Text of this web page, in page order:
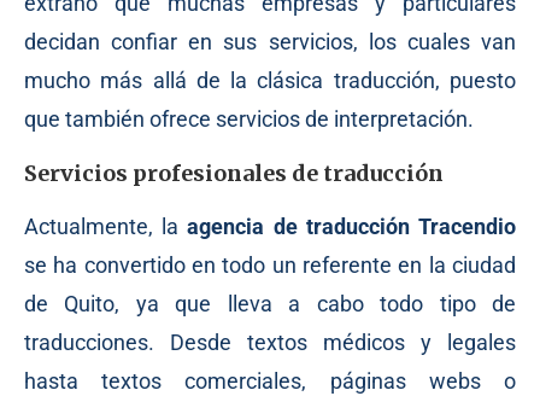
decidan confiar en sus servicios, los cuales van
mucho más allá de la clásica traducción, puesto
que también ofrece servicios de interpretación.
Servicios profesionales de traducción
Actualmente, laagencia de traducción Tracendio
se ha convertido en todo un referente en la ciudad
de Quito, ya que lleva a cabo todo tipo de
traducciones. Desde textos médicos y legales
hasta textos comerciales, páginas webs o